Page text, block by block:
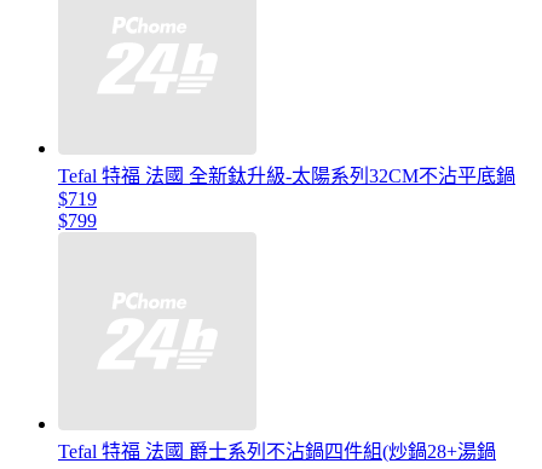
Tefal 特福 法國 全新鈦升級-太陽系列32CM不沾平底鍋
$719
$799
Tefal 特福 法國 爵士系列不沾鍋四件組(炒鍋28+湯鍋